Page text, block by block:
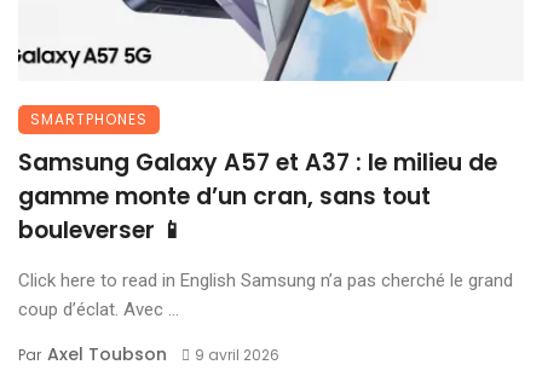
SMARTPHONES
Samsung Galaxy A57 et A37 : le milieu de
gamme monte d’un cran, sans tout
bouleverser 📱
Click here to read in English Samsung n’a pas cherché le grand
coup d’éclat. Avec ...
Par Axel Toubson 9 avril 2026